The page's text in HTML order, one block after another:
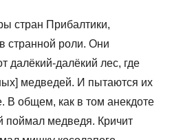
стран Прибалтики,
странной роли. Они
далёкий-далёкий лес, где
медведей. И пытаются их
В общем, как в том анекдоте
поймал медведя. Кричит